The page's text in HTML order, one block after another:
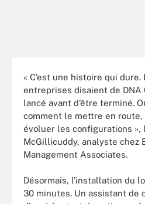
« C’est une histoire qui
entreprises disaient de DNA
lancé avant d’être terminé.
comment le mettre en route,
évoluer les configurations »,
McGillicuddy, analyste chez
Management Associates.
Désormais, l’installation du
30 minutes. Un assistant de